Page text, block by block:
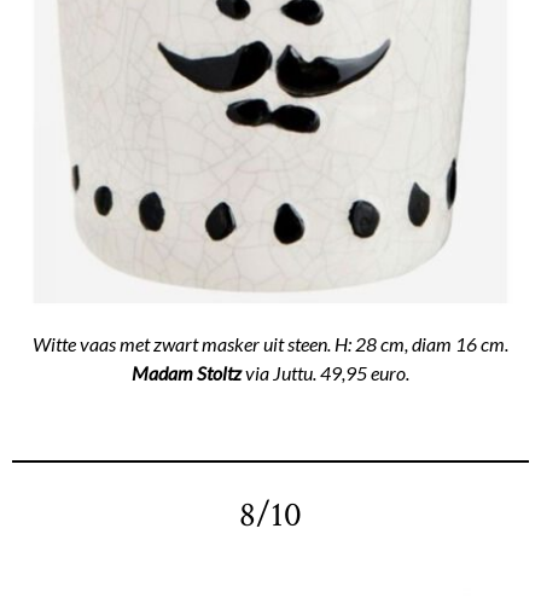
Witte vaas met zwart masker uit steen. H: 28 cm, diam 16 cm.
Madam Stoltzvia Juttu. 49,95 euro.
8/10